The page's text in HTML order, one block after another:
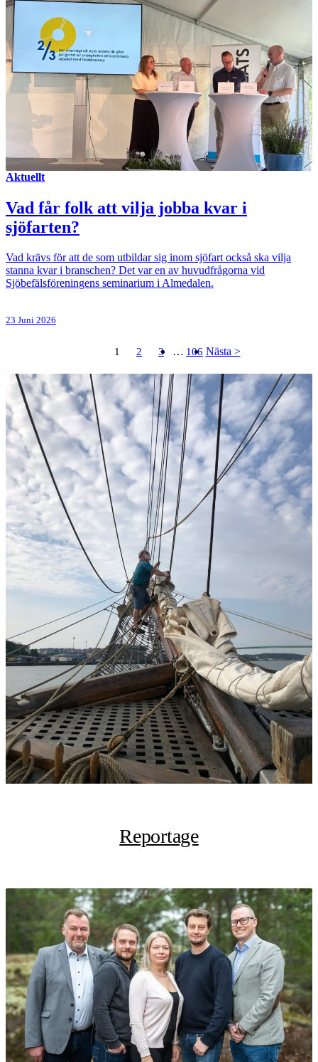
Aktuellt
Vad får folk att vilja jobba kvar i
sjöfarten?
Vad krävs för att de som utbildar sig inom sjöfart också ska vilja
stanna kvar i branschen? Det var en av huvudfrågorna vid
Sjöbefälsföreningens seminarium i Almedalen.
23 Juni 2026
1 2 3 … 106 Nästa >
Reportage